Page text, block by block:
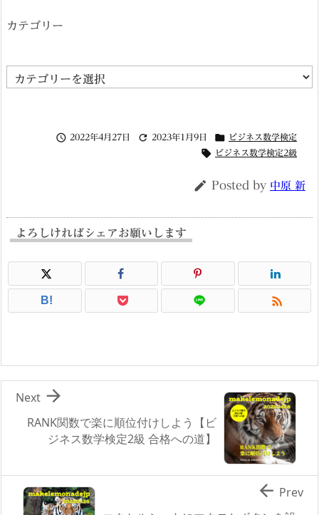
カテゴリー
カ
 2022年4月27日  2023年1月9日  ビジネス数学検定
 ビジネス数学検定2級
 Posted by 中原 新
よろしければシェアお願いします
B! 
RANK関数で楽に順位付けしよう【ビ
ジネス数学検定2級 合格への道】

Next
 Prev